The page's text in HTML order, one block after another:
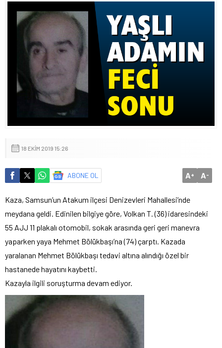
18 EKIM 2019 15:26
ABONE OL A+ A-
Kaza, Samsun’un Atakum ilçesi Denizevleri Mahallesi’nde
meydana geldi. Edinilen bilgiye göre, Volkan T. (36) idaresindeki
55 AJJ 11 plakalı otomobil, sokak arasında geri geri manevra
yaparken yaya Mehmet Bölükbaşı’na (74) çarptı. Kazada
yaralanan Mehmet Bölükbaşı tedavi altına alındığı özel bir
hastanede hayatını kaybetti.
Kazayla ilgili soruşturma devam ediyor.